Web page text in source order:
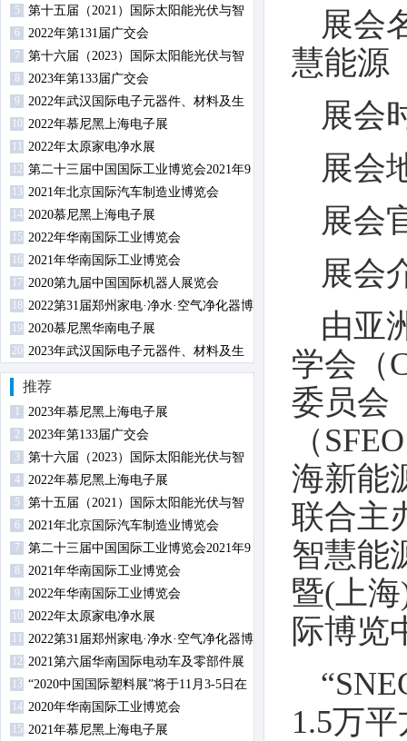
览会
5
第十五届（2021）国际太阳能光伏与智
慧能源（上海）展览会暨论坛
6 2022年第131届广交会
7
第十六届（2023）国际太阳能光伏与智
慧能源（上海）展览会暨论坛
8 2023年第133届广交会
9
2022年武汉国际电子元器件、材料及生
产设备展览会
10 2022年慕尼黑上海电子展
2022年太原家电净水展
12 第二十三届中国国际工业博览会2021年9
月14日-18日在沪举行
13 2021年北京国际汽车制造业博览会
14 2020慕尼黑上海电子展
15 2022年华南国际工业博览会
16 2021年华南国际工业博览会
17 2020第九届中国国际机器人展览会
18 2022第31届郑州家电·净水·空气净化器博
览会
19 2020慕尼黑华南电子展
20 2023年武汉国际电子元器件、材料及生
产设备展览会
推荐
2023年慕尼黑上海电子展
2 2023年第133届广交会
3
第十六届（2023）国际太阳能光伏与智
慧能源（上海）展览会暨论坛
4 2022年慕尼黑上海电子展
5
第十五届（2021）国际太阳能光伏与智
慧能源（上海）展览会暨论坛
6 2021年北京国际汽车制造业博览会
7
第二十三届中国国际工业博览会2021年9
月14日-18日在沪举行
8 2021年华南国际工业博览会
9 2022年华南国际工业博览会
10 2022年太原家电净水展
2022第31届郑州家电·净水·空气净化器博
览会
12 2021第六届华南国际电动车及零部件展
览会
13 “2020中国国际塑料展”将于11月3-5日在
南京举办
14 2020年华南国际工业博览会
15 2021年慕尼黑上海电子展
展会
慧能源
展会
展会
展会
展会
由亚
学会（
委员会
（
海新能
联合主
智慧能
暨(上
际博览
1.5万